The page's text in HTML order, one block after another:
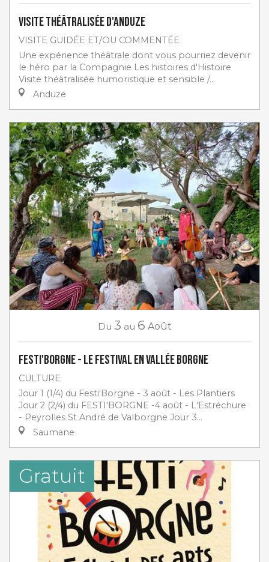
Visite théâtralisée d'Anduze
VISITE GUIDÉE ET/OU COMMENTÉE
Une expérience théâtrale dont vous pourriez devenir
le héro par la Compagnie Les histoires d'Histoire
Visite théâtralisée humoristique et sensible /...
Anduze
Du 3 au 6 Août
Festi'Borgne - Le Festival en Vallée Borgne
CULTURE
Jour 1 (1/4) du Festi'Borgne - 3 août - Les Plantiers
Jour 2 (2/4) du FESTI'BORGNE -4 août - L'Estréchure
- Peyrolles St André de Valborgne Jour 3...
Saumane
Gratuit